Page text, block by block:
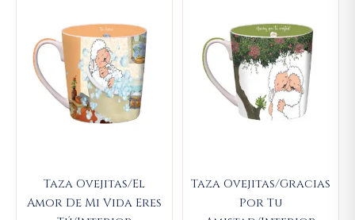
Taza Ovejitas/El
Amor De Mi Vida Eres
Taza Ovejitas/Gracias
Por Tu